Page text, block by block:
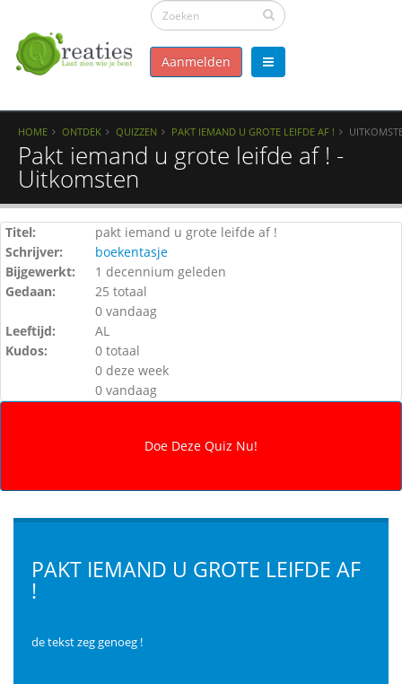
Aanmelden
HOME ONTDEK QUIZZEN PAKT IEMAND U GROTE LEIFDE AF !
Pakt iemand u grote leifde af ! -
Uitkomsten
Titel:
pakt iemand u grote leifde af !
Schrijver:
boekentasje
Bijgewerkt:
1 decennium geleden
Gedaan:
25 totaal
0 vandaag
Leeftijd:
AL
Kudos:
0 totaal
0 deze week
0 vandaag
PAKT IEMAND U GROTE LEIFDE AF
!
de tekst zeg genoeg !